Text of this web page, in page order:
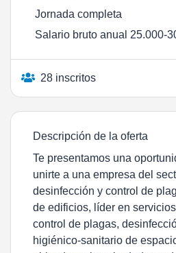
Jornada completa
Salario bruto anual 25.000-
28 inscritos
Descripción de la oferta
Te presentamos una
unirte a una empresa del
desinfección y control de
de edificios, líder en
control de plagas,
higiénico-sanitario de